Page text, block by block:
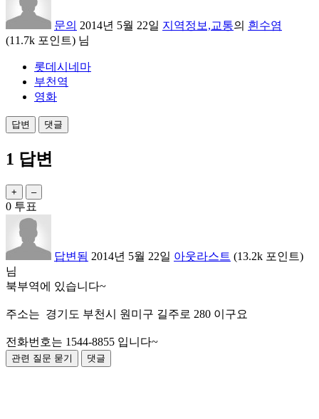
문의 2014년 5월 22일 지역정보,교통의 흰수염
(11.7k 포인트) 님
롯데시네마
부천역
영화
1 답변
0 투표
답변됨 2014년 5월 22일 아웃라스트 (13.2k 포인트)
님
북부역에 있습니다~
주소는 경기도 부천시 원미구 길주로 280 이구요
전화번호는 1544-8855 입니다~